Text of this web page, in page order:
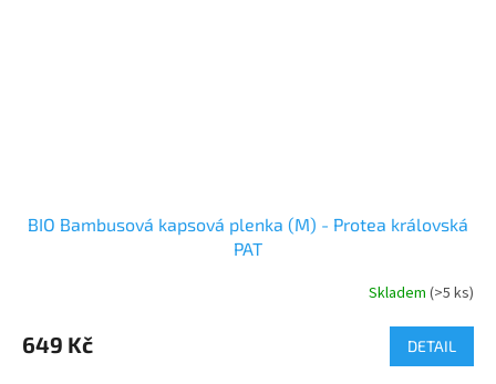
BIO Bambusová kapsová plenka (M) - Protea královská
PAT
Skladem (>5 ks)
649 Kč DETAIL